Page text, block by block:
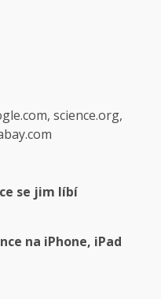
science.org,
se jim líbí
na iPhone, iPad